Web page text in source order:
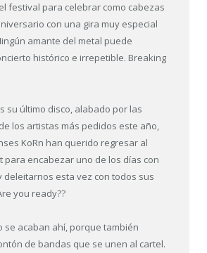
festival para celebrar como cabezas
con una gira muy especial
amante del metal puede
histórico e irrepetible. Breaking
su último disco, alabado por las
los artistas más pedidos este año,
KoRn han querido regresar al
para encabezar uno de los días con
deleitarnos esta vez con todos sus
you ready??
se acaban ahí, porque también
de bandas que se unen al cartel.